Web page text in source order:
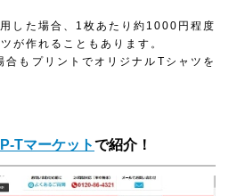
した場合、1枚あたり約1000円程度
が作れることもあります。
もプリントでオリジナルTシャツを
Tマーケットで紹介！